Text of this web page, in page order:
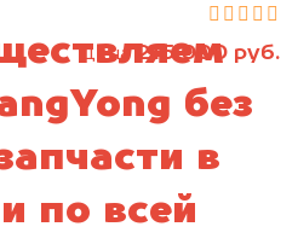
цена 215 000 руб.
без
в
по всей